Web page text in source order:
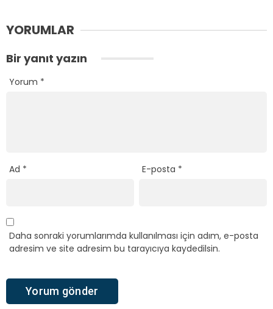
YORUMLAR
Bir yanıt yazın
Yorum *
Ad * E-posta *
Daha sonraki yorumlarımda kullanılması için adım, e-posta
adresim ve site adresim bu tarayıcıya kaydedilsin.